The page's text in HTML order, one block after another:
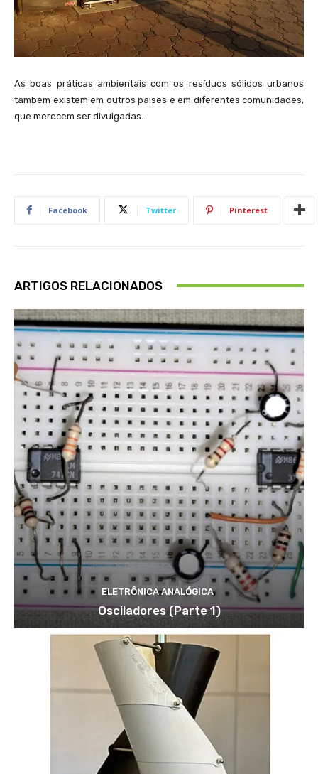
As boas práticas ambientais com os resíduos sólidos urbanos
também existem em outros países e em diferentes comunidades,
que merecem ser divulgadas.
Facebook Twitter Pinterest
ARTIGOS RELACIONADOS
ELETRÔNICA ANALÓGICA
Osciladores (Parte 1)